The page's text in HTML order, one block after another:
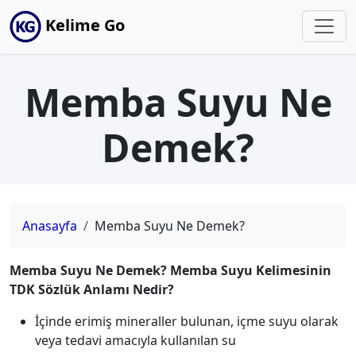
Kelime Go
Memba Suyu Ne
Demek?
Anasayfa Memba Suyu Ne Demek?
Memba Suyu Ne Demek? Memba Suyu Kelimesinin
TDK Sözlük Anlamı Nedir?
İçinde erimiş mineraller bulunan, içme suyu olarak
veya tedavi amacıyla kullanılan su